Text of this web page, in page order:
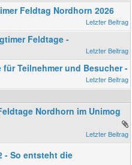
Feldtag Nordhorn 2026
Feldtage -
für Teilnehmer und Besucher -
Nordhorn im Unimog
- So entsteht die